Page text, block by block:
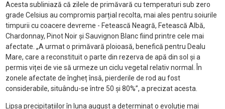
Acesta subliniază că zilele de primăvară cu temperaturi sub zero
grade Celsius au compromis parțial recolta, mai ales pentru soiurile
timpurii cu coacere devreme - Fetească Neagră, Fetească Albă,
Chardonnay, Pinot Noir și Sauvignon Blanc fiind printre cele mai
afectate. „A urmat o primăvară ploioasă, benefică pentru Dealu
Mare, care a reconstituit o parte din rezerva de apă din sol și a
permis viței de vie să urmeze un ciclu vegetal relativ normal. În
zonele afectate de îngheț însă, pierderile de rod au fost
considerabile, situându-se între 50 și 80%”, a precizat acesta.
Lipsa precipitațiilor în luna august a determinat o evoluție mai